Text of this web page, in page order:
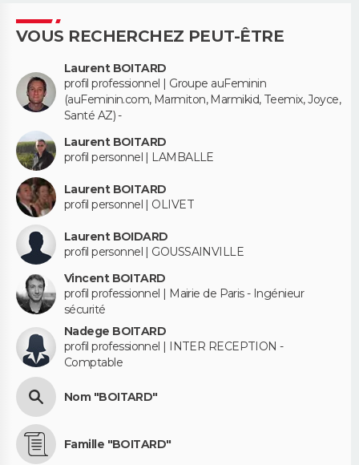
VOUS RECHERCHEZ PEUT-ÊTRE
Laurent BOITARD
profil professionnel | Groupe auFeminin
(auFeminin.com, Marmiton, Marmikid, Teemix, Joyce,
Santé AZ) -
Laurent BOITARD
profil personnel | LAMBALLE
Laurent BOITARD
profil personnel | OLIVET
Laurent BOIDARD
profil personnel | GOUSSAINVILLE
Vincent BOITARD
profil professionnel | Mairie de Paris - Ingénieur
sécurité
Nadege BOITARD
profil professionnel | INTER RECEPTION -
Comptable
Nom "BOITARD"
Famille "BOITARD"